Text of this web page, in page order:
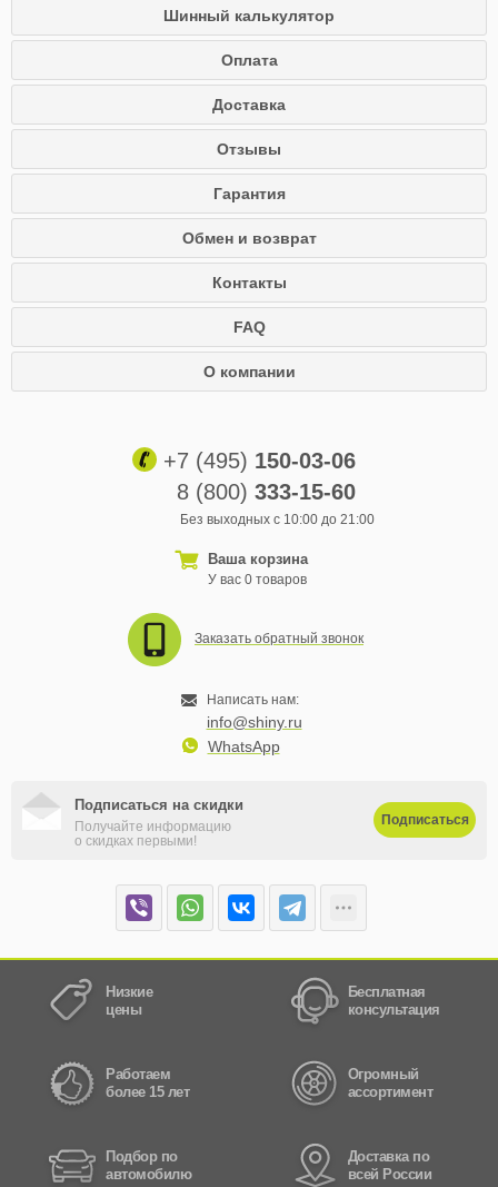
Шинный калькулятор
Оплата
Доставка
Отзывы
Гарантия
Обмен и возврат
Контакты
FAQ
О компании
+7 (495) 150-03-06
8 (800) 333-15-60
Без выходных с 10:00 до 21:00
Ваша корзина
У вас 0 товаров
Заказать обратный звонок
Написать нам:
info@shiny.ru
WhatsApp
Подписаться на скидки
Получайте информацию
о скидках первыми!
Подписаться
Низкие
цены
Бесплатная
консультация
Работаем
более 15 лет
Огромный
ассортимент
Подбор по
автомобилю
Доставка по
всей России